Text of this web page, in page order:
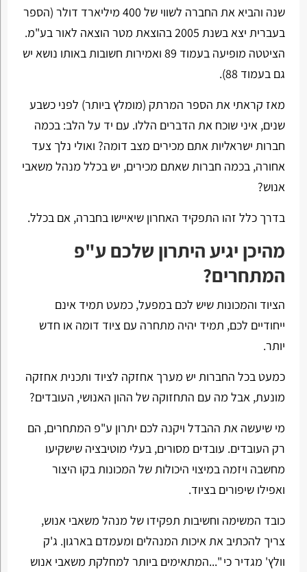
שנה והביא את החברה לשווי של 400 מיליארד דולר (הספר
בעברית יצא בשנת 2005 בהוצאת מטר הוצאה לאור בע"מ.
הציטטה מופיעה בעמוד 89 ואמירות חשובות באותו נושא יש
גם בעמוד 88).
מאז קראתי את הספר המרתק (מומלץ ביותר) לפני כשבע
שנים, איני שוכח את הדברים הללו. עם יד על הלב: בכמה
חברות ישראליות אתם מכירים מצב דומה? ואולי נלך צעד
אחורה, בכמה חברות שאתם מכירים, יש בכלל מנהל משאבי
אנוש?
בדרך כלל זהו התפקיד האחרון שיאיישו בחברה, אם בכלל.
מהיכן יגיע היתרון שלכם ע"פ
המתחרים?
הציוד והמכונות שיש לכם במפעל, כמעט תמיד אינם
ייחודיים לכם, תמיד יהיה מתחרה עם ציוד דומה או חדש
יותר.
כמעט בכל החברות יש מערך אחזקה לציוד ותכנית אחזקה
מונעת, אבל מה עם התחזוקה של ההון האנושי, העובדים?
מי שיעשה את ההבדל ויקנה לכם יתרון ע"פ המתחרים, הם
רק העובדים. עובדים מסורים, בעלי מוטיבציה שישקיעו
מחשבה ויזמה במיצוי היכולות של המכונות בקו היצור
ואפילו שיפורים בציוד.
כובד המשימה וחשיבות תפקידו של מנהל משאבי אנוש,
צריך להכתיב את איכות המנהלים ומעמדם בארגון. ג'ק
וולץ' מגדיר כי "...המתאימים ביותר למחלקת משאבי אנוש